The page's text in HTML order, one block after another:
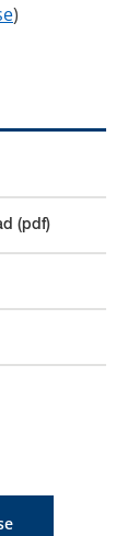
)
(pdf)